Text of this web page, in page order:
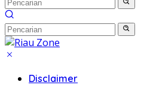
Disclaimer